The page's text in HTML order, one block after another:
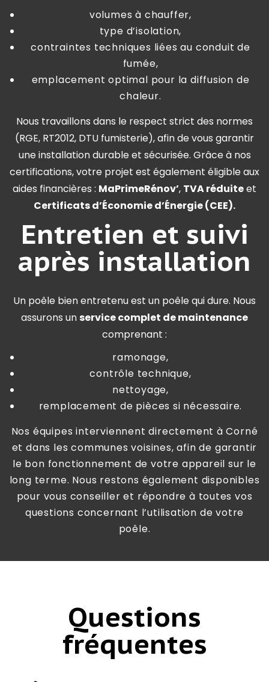
volumes à chauffer,
type d’isolation,
contraintes techniques liées au conduit de
fumée,
emplacement optimal pour la diffusion de
chaleur.
Nous travaillons dans le respect strict des normes
(RGE, RT2012, DTU fumisterie), afin de vous garantir
une installation durable et sécurisée. Grâce à nos
certifications, votre projet est également éligible aux
aides financières : MaPrimeRénov’, TVA réduiteet
Certificats d’Économie d’Énergie (CEE).
Entretien et suivi
après installation
Un poêle bien entretenu est un poêle qui dure. Nous
assurons un service complet de maintenance
comprenant :
ramonage,
contrôle technique,
nettoyage,
remplacement de pièces si nécessaire.
Nos équipes interviennent directement à Corné
et dans les communes voisines, afin de garantir
le bon fonctionnement de votre appareil sur le
long terme. Nous restons également disponibles
pour vous conseiller et répondre à toutes vos
questions concernant l’utilisation de votre
poêle.
Questions
fréquentes